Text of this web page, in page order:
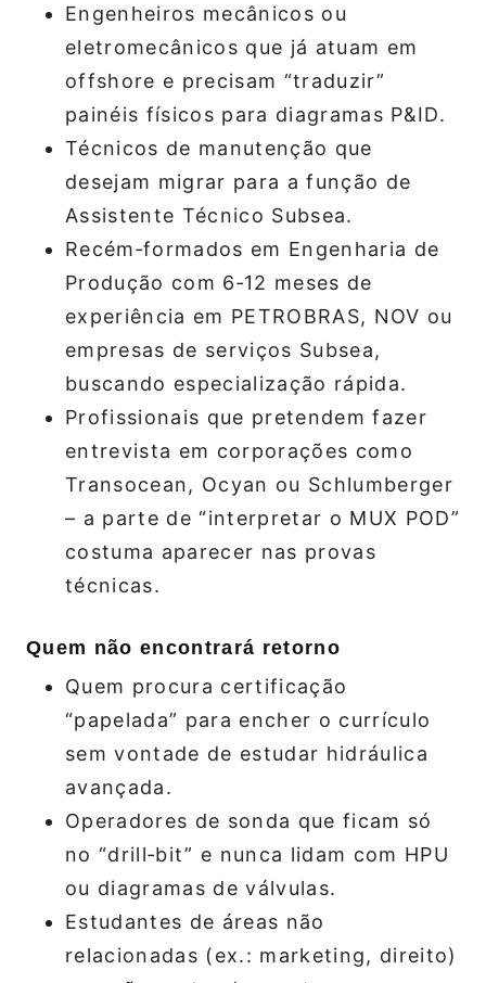
Engenheiros mecânicos ou
eletromecânicos que já atuam em
offshore e precisam “traduzir”
painéis físicos para diagramas P&ID.
Técnicos de manutenção que
desejam migrar para a função de
Assistente Técnico Subsea.
Recém‑formados em Engenharia de
Produção com 6‑12 meses de
experiência em PETROBRAS, NOV ou
empresas de serviços Subsea,
buscando especialização rápida.
Profissionais que pretendem fazer
entrevista em corporações como
Transocean, Ocyan ou Schlumberger
– a parte de “interpretar o MUX POD”
costuma aparecer nas provas
técnicas.
Quem não encontrará retorno
Quem procura certificação
“papelada” para encher o currículo
sem vontade de estudar hidráulica
avançada.
Operadores de sonda que ficam só
no “drill‑bit” e nunca lidam com HPU
ou diagramas de válvulas.
Estudantes de áreas não
relacionadas (ex.: marketing, direito)